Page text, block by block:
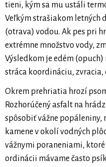
tieni, kým sa mu ustáli
Veľkým strašiakom letných
(otrava) vodou. Ak pes pri
extrémne množstvo vody,
Výsledkom je edém
stráca koordináciu, zvracia,
Okrem prehriatia hrozí
Rozhorúčený asfalt na
spôsobiť vážne popáleniny,
kamene v okolí vodných
vážnymi poraneniami,
ordinácii mávame často